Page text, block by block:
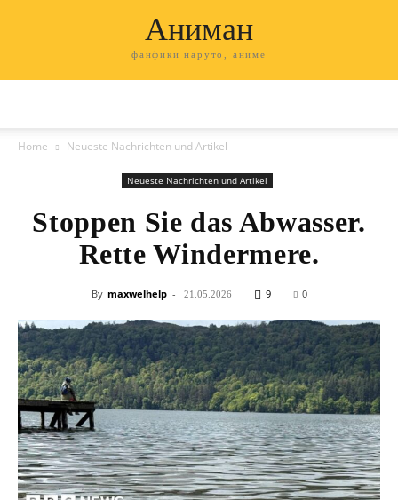
Аниман
фанфики наруто, аниме
Home Neueste Nachrichten und Artikel
Neueste Nachrichten und Artikel
Stoppen Sie das Abwasser.
Rette Windermere.
By maxwelhelp - 21.05.2026 9 0